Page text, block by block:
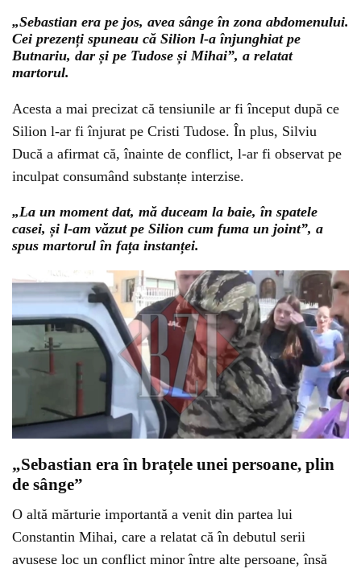
„Sebastian era pe jos, avea sânge în zona abdomenului.
Cei prezenți spuneau că Silion l-a înjunghiat pe
Butnariu, dar și pe Tudose și Mihai”, a relatat
martorul.
Acesta a mai precizat că tensiunile ar fi început după ce
Silion l-ar fi înjurat pe Cristi Tudose. În plus, Silviu
Ducă a afirmat că, înainte de conflict, l-ar fi observat pe
inculpat consumând substanțe interzise.
„La un moment dat, mă duceam la baie, în spatele
casei, și l-am văzut pe Silion cum fuma un joint”, a
spus martorul în fața instanței.
„Sebastian era în brațele unei persoane, plin
de sânge”
O altă mărturie importantă a venit din partea lui
Constantin Mihai, care a relatat că în debutul serii
avusese loc un conflict minor între alte persoane, însă